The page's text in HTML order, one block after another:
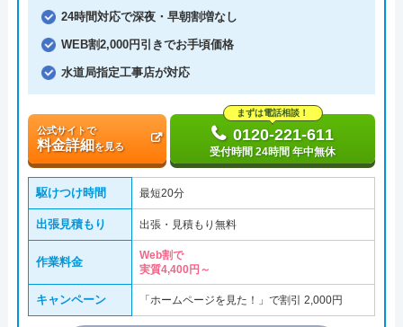
24時間対応で深夜・早朝割増なし
WEB割2,000円引きでお手頃価格
水道局指定工事店が対応
公式サイトで
料金詳細を見る
まずは電話相談！
0120-221-611
受付時間 24時間 年中無休
駆けつけ時間 最短20分
出張見積もり 出張・見積もり無料
作業料金
Web割で
実質4,400円～
キャンペーン 「ホームページを見た！」で割引 2,000円